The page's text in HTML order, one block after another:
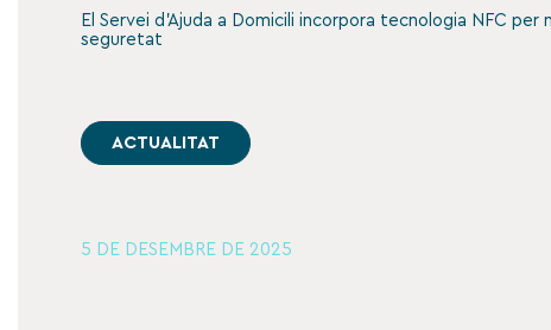
El Servei d’Ajuda a Domicili incorpora tecnologia NFC per
seguretat
ACTUALITAT
5 DE DESEMBRE DE 2025